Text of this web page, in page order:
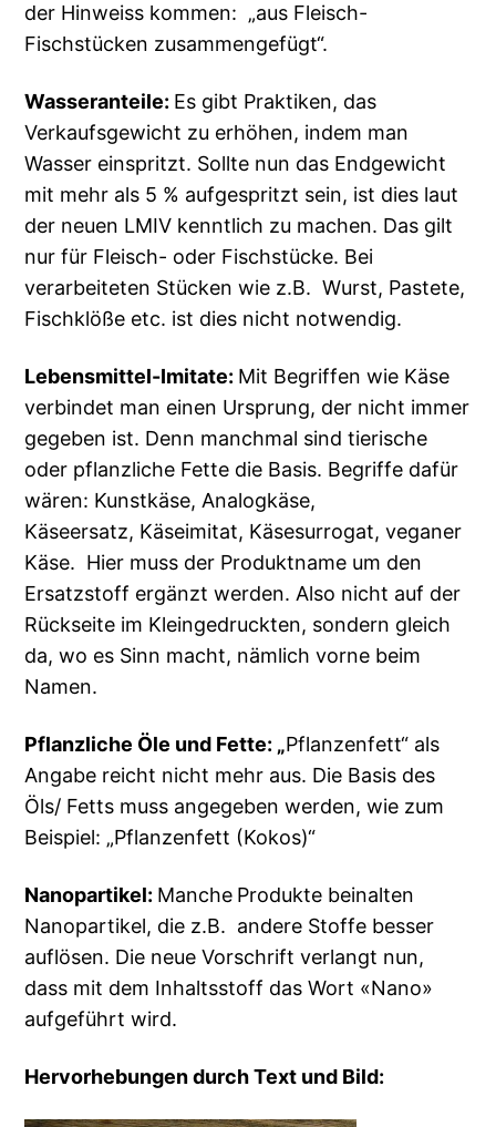
der Hinweiss kommen: „aus Fleisch-
Fischstücken zusammengefügt“.
Wasseranteile: Es gibt Praktiken, das
Verkaufsgewicht zu erhöhen, indem man
Wasser einspritzt. Sollte nun das Endgewicht
mit mehr als 5 % aufgespritzt sein, ist dies laut
der neuen LMIV kenntlich zu machen. Das gilt
nur für Fleisch- oder Fischstücke. Bei
verarbeiteten Stücken wie z.B. Wurst, Pastete,
Fischklöße etc. ist dies nicht notwendig.
Lebensmittel-Imitate: Mit Begriffen wie Käse
verbindet man einen Ursprung, der nicht immer
gegeben ist. Denn manchmal sind tierische
oder pflanzliche Fette die Basis. Begriffe dafür
wären: Kunstkäse, Analogkäse,
Käseersatz, Käseimitat, Käsesurrogat, veganer
Käse. Hier muss der Produktname um den
Ersatzstoff ergänzt werden. Also nicht auf der
Rückseite im Kleingedruckten, sondern gleich
da, wo es Sinn macht, nämlich vorne beim
Namen.
Pflanzliche Öle und Fette: „Pflanzenfett“ als
Angabe reicht nicht mehr aus. Die Basis des
Öls/ Fetts muss angegeben werden, wie zum
Beispiel: „Pflanzenfett (Kokos)“
Nanopartikel: Manche Produkte beinalten
Nanopartikel, die z.B. andere Stoffe besser
auflösen. Die neue Vorschrift verlangt nun,
dass mit dem Inhaltsstoff das Wort «Nano»
aufgeführt wird.
Hervorhebungen durch Text und Bild: